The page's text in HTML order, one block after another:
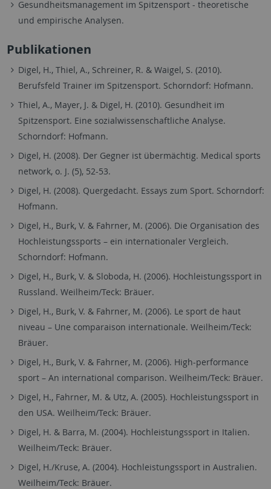
Gesundheitsmanagement im Spitzensport - theoretische
und empirische Analysen.
Publikationen
Digel, H., Thiel, A., Schreiner, R. & Waigel, S. (2010).
Berufsfeld Trainer im Spitzensport. Schorndorf: Hofmann.
Thiel, A., Mayer, J. & Digel, H. (2010). Gesundheit im
Spitzensport. Eine sozialwissenschaftliche Analyse.
Schorndorf: Hofmann.
Digel, H. (2008). Der Gegner ist übermächtig. Medical sports
network, o. J. (5), 52-53.
Digel, H. (2008). Quergedacht. Essays zum Sport. Schorndorf:
Hofmann.
Digel, H., Burk, V. & Fahrner, M. (2006). Die Organisation des
Hochleistungssports – ein internationaler Vergleich.
Schorndorf: Hofmann.
Digel, H., Burk, V. & Sloboda, H. (2006). Hochleistungssport in
Russland. Weilheim/Teck: Bräuer.
Digel, H., Burk, V. & Fahrner, M. (2006). Le sport de haut
niveau – Une comparaison internationale. Weilheim/Teck:
Bräuer.
Digel, H., Burk, V. & Fahrner, M. (2006). High-performance
sport – An international comparison. Weilheim/Teck: Bräuer.
Digel, H., Fahrner, M. & Utz, A. (2005). Hochleistungssport in
den USA. Weilheim/Teck: Bräuer.
Digel, H. & Barra, M. (2004). Hochleistungssport in Italien.
Weilheim/Teck: Bräuer.
Digel, H./Kruse, A. (2004). Hochleistungssport in Australien.
Weilheim/Teck: Bräuer.